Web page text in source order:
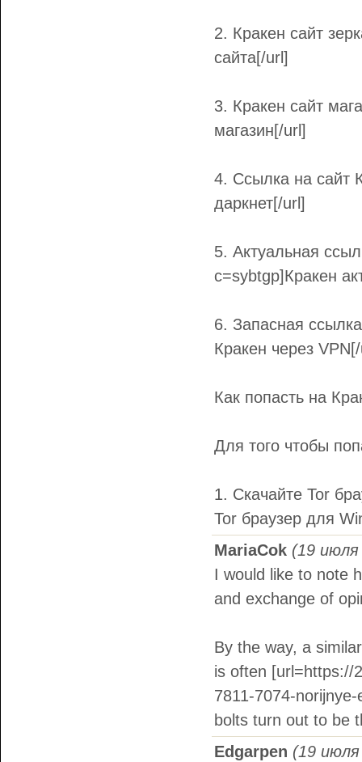
2. Кракен сайт
сайта[/url]
3. Кракен сайт
магазин[/url]
4. Ссылка на сайт
даркнет[/url]
5. Актуальная
c=sybtgp]Кракен
6. Запасная
Кракен через
Как попасть на
Для того чтобы
1. Скачайте Tor
Tor браузер для
MariaCok (19 июля
I would like to note
and exchange of
By the way, a
is often [url=https://
7811-7074-
bolts turn out to be
Edgarpen (19